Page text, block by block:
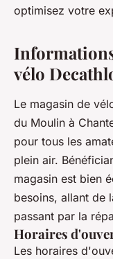
optimisez votre
vélo
Le magasin de
du Moulin à
pour tous les
plein air.
magasin est bien
besoins, allant de
passant par la
Horaires
Les horaires